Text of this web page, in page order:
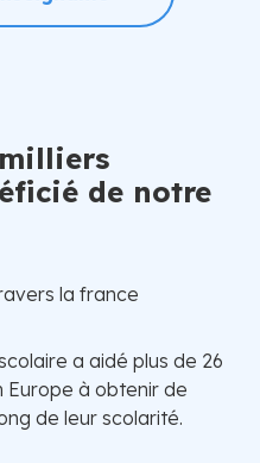
de notre
a aidé plus de 26
Europe à obtenir de
de leur scolarité.